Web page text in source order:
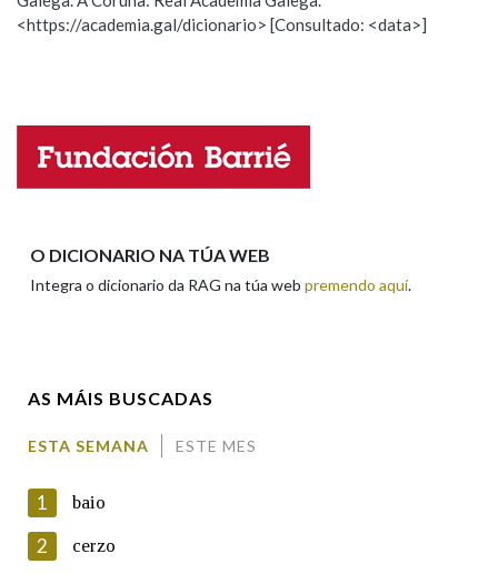
Propoño mellorar a definición
Nome
<https://academia.gal/dicionario> [Consultado: <data>]
O DICIONARIO NA TÚA WEB
Integra o dicionario da RAG na túa web premendo aquí.
AS MÁIS BUSCADAS
ESTA SEMANA ESTE MES
1 baio
2 cerzo